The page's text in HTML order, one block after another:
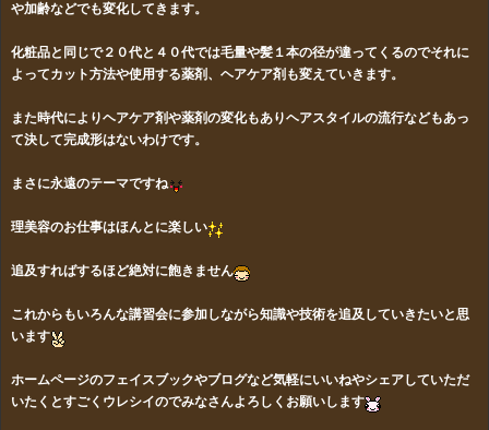
や加齢などでも変化してきます。
化粧品と同じで２０代と４０代では毛量や髪１本の径が違ってくるのでそれに
よってカット方法や使用する薬剤、ヘアケア剤も変えていきます。
また時代によりヘアケア剤や薬剤の変化もありヘアスタイルの流行などもあっ
て決して完成形はないわけです。
まさに永遠のテーマですね
理美容のお仕事はほんとに楽しい
追及すればするほど絶対に飽きません
これからもいろんな講習会に参加しながら知識や技術を追及していきたいと思
います
ホームページのフェイスブックやブログなど気軽にいいねやシェアしていただ
いたくとすごくウレシイのでみなさんよろしくお願いします